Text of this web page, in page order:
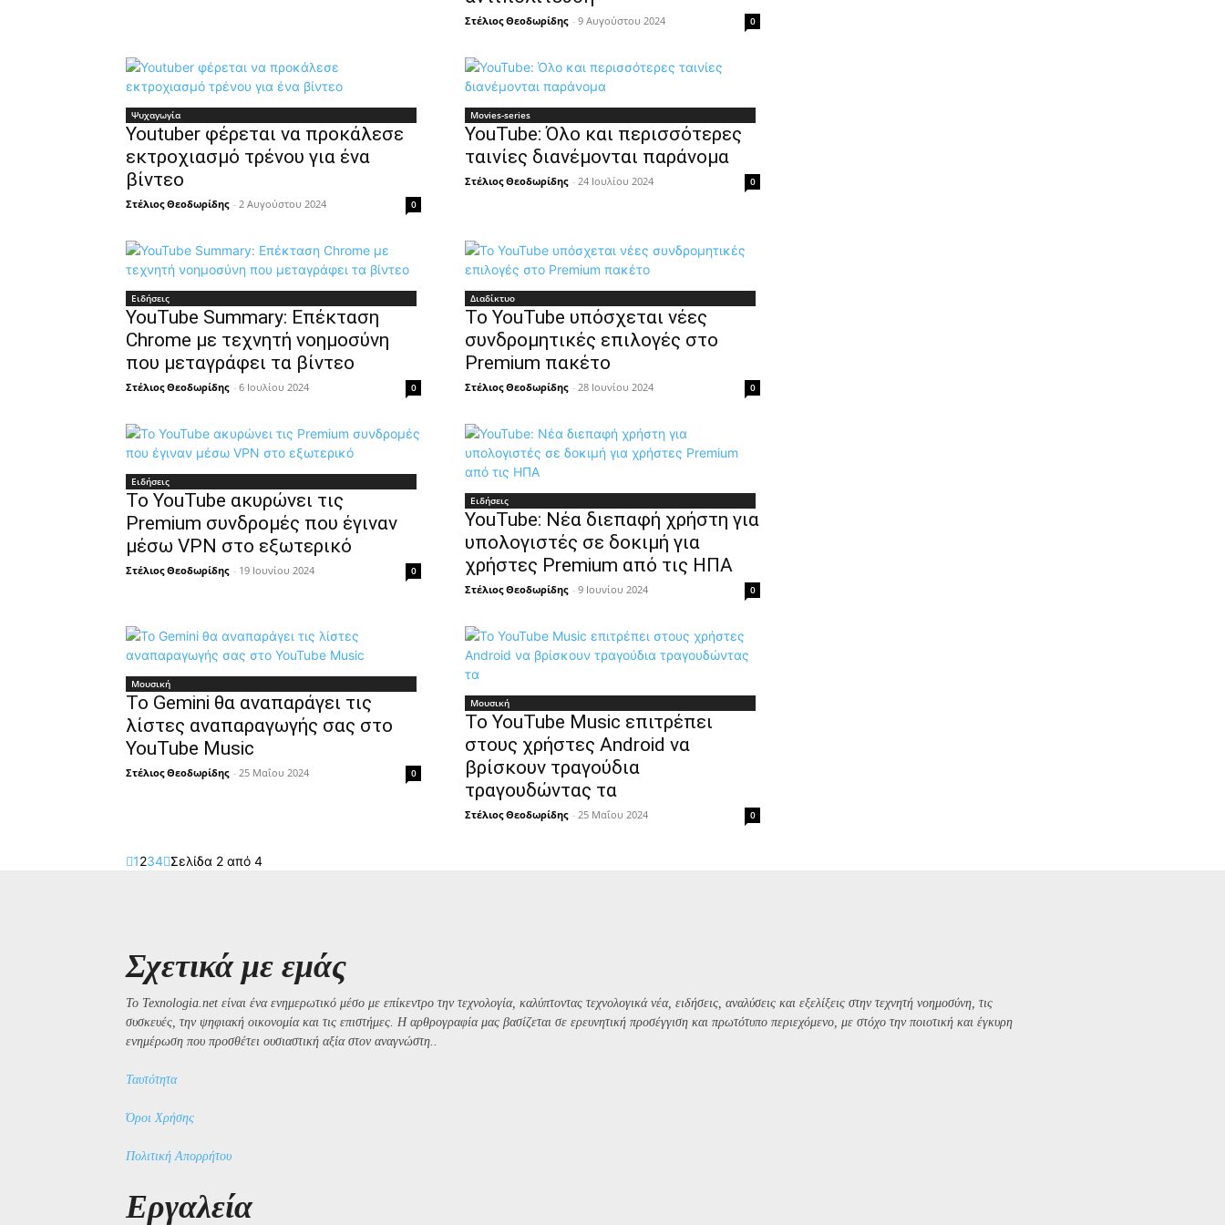
Στέλιος Θεοδωρίδης - 9 Αυγούστου 2024 0
Ψυχαγωγία
Youtuber φέρεται να προκάλεσε
εκτροχιασμό τρένου για ένα
βίντεο
Στέλιος Θεοδωρίδης - 2 Αυγούστου 2024 0
Movies-series
YouTube: Όλο και περισσότερες
ταινίες διανέμονται παράνομα
Στέλιος Θεοδωρίδης - 24 Ιουλίου 2024 0
Ειδήσεις
YouTube Summary: Επέκταση
Chrome με τεχνητή νοημοσύνη
που μεταγράφει τα βίντεο
Στέλιος Θεοδωρίδης - 6 Ιουλίου 2024 0
Διαδίκτυο
Το YouTube υπόσχεται νέες
συνδρομητικές επιλογές στο
Premium πακέτο
Στέλιος Θεοδωρίδης - 28 Ιουνίου 2024 0
Ειδήσεις
Το YouTube ακυρώνει τις
Premium συνδρομές που έγιναν
μέσω VPN στο εξωτερικό
Στέλιος Θεοδωρίδης - 19 Ιουνίου 2024 0
Ειδήσεις
YouTube: Νέα διεπαφή χρήστη για
υπολογιστές σε δοκιμή για
χρήστες Premium από τις ΗΠΑ
Στέλιος Θεοδωρίδης - 9 Ιουνίου 2024 0
Μουσική
Το Gemini θα αναπαράγει τις
λίστες αναπαραγωγής σας στο
YouTube Music
Στέλιος Θεοδωρίδης - 25 Μαΐου 2024 0
Μουσική
Το YouTube Music επιτρέπει
στους χρήστες Android να
βρίσκουν τραγούδια
τραγουδώντας τα
Στέλιος Θεοδωρίδης - 25 Μαΐου 2024 0
1234 Σελίδα 2 από 4
Σχετικά με εμάς
Το Texnologia.net είναι ένα ενημερωτικό μέσο με επίκεντρο την τεχνολογία, καλύπτοντας τεχνολογικά νέα, ειδήσεις, αναλύσεις και εξελίξεις στην τεχνητή νοημοσύνη, τις
συσκευές, την ψηφιακή οικονομία και τις επιστήμες. Η αρθρογραφία μας βασίζεται σε ερευνητική προσέγγιση και πρωτότυπο περιεχόμενο, με στόχο την ποιοτική και έγκυρη
ενημέρωση που προσθέτει ουσιαστική αξία στον αναγνώστη..
Ταυτότητα
Όροι Χρήσης
Πολιτική Απορρήτου
Εργαλεία